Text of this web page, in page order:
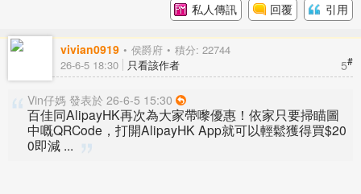
私人傳訊 回覆 引用
vivian0919 侯爵府 積分: 22744
5#
26-6-5 18:30 只看該作者
Vin仔媽 發表於 26-6-5 15:30
百佳同AlipayHK再次為大家帶嚟優惠！依家只要掃瞄圖
中嘅QRCode，打開AlipayHK App就可以輕鬆獲得買$20
0即減 ...